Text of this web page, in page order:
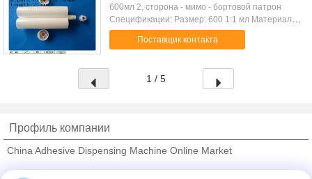
600мл 2, сторона - мимо - бортовой патрон
Спецификации: Размер: 600 1:1 мл Материал:
ПЭ Цвет: Белый патрон Длина: 215мм Диаметр
части а: 50мм Диаметр б части: 50мм пол...
Поставщик контакта
1 / 5
Профиль компании
China Adhesive Dispensing Machine Online Market